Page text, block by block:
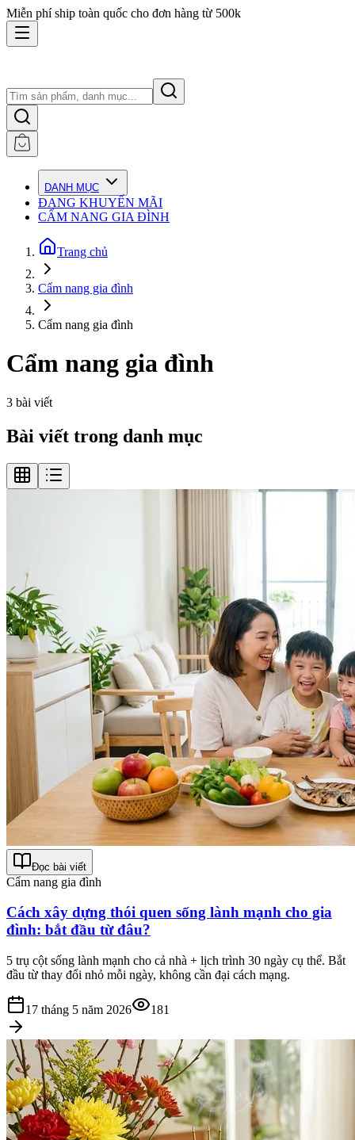
Miễn phí ship toàn quốc cho đơn hàng từ 500k
DANH MỤC
ĐANG KHUYẾN MÃI
CẨM NANG GIA ĐÌNH
Trang chủ
Cẩm nang gia đình
Cẩm nang gia đình
Cẩm nang gia đình
3 bài viết
Bài viết trong danh mục
Đọc bài viết
Cẩm nang gia đình
Cách xây dựng thói quen sống lành mạnh cho gia
đình: bắt đầu từ đâu?
5 trụ cột sống lành mạnh cho cả nhà + lịch trình 30 ngày cụ thể. Bắt
đầu từ thay đổi nhỏ mỗi ngày, không cần đại cách mạng.
17 tháng 5 năm 2026 181